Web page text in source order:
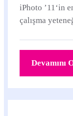
iPhoto ’11‘in
çalışma
Devamını